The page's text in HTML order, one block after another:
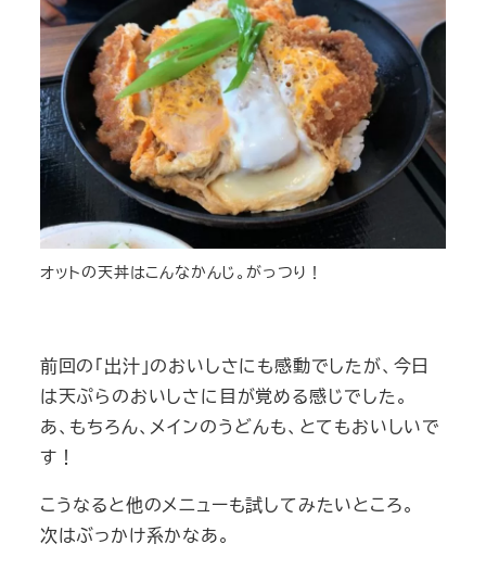
オットの天丼はこんなかんじ。がっつり！
前回の「出汁」のおいしさにも感動でしたが、今日
は天ぷらのおいしさに目が覚める感じでした。
あ、もちろん、メインのうどんも、とてもおいしいで
す！
こうなると他のメニューも試してみたいところ。
次はぶっかけ系かなあ。